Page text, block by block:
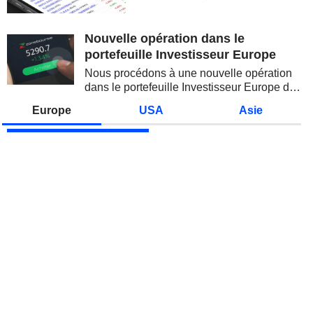
semi-conducteurs. Les
inquiétudes sur la soutenabilité
Nouvelle opération dans le
portefeuille Investisseur Europe
Nous procédons à une nouvelle opération
dans le portefeuille Investisseur Europe de
Europe USA Asie